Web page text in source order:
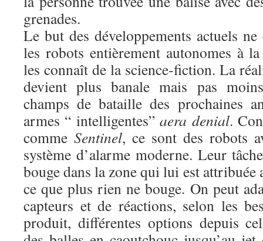
grenades.
Le but des développements actuels
les robots entièrement autonomes à
les connaît de la science-fiction. La
devient plus banale mais pas
champs de bataille des prochaines
armes “ intelligentes”aera denial.
comme Sentinel, ce sont des robots
système d’alarme moderne. Leur
bouge dans la zone qui lui est attribuée
ce que plus rien ne bouge. On peut
capteurs et de réactions, selon les
produit, différentes options depuis